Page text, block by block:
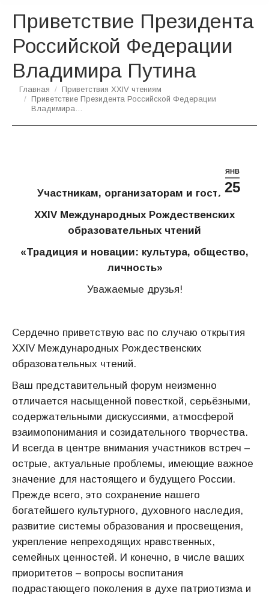
Приветствие Президента
Российской Федерации
Владимира Путина
Вы здесь:
Главная
Приветствия XXIV чтениям
Приветствие Президента Российской Федерации
Владимира…
ЯНВ
25
Участникам, организаторам и гостям
XXIV Международных Рождественских
образовательных чтений
«Традиция и новации: культура, общество,
личность»
Уважаемые друзья!
Сердечно приветствую вас по случаю открытия
XXIV Международных Рождественских
образовательных чтений.
Ваш представительный форум неизменно
отличается насыщенной повесткой, серьёзными,
содержательными дискуссиями, атмосферой
взаимопонимания и созидательного творчества.
И всегда в центре внимания участников встреч –
острые, актуальные проблемы, имеющие важное
значение для настоящего и будущего России.
Прежде всего, это сохранение нашего
богатейшего культурного, духовного наследия,
развитие системы образования и просвещения,
укрепление непреходящих нравственных,
семейных ценностей. И конечно, в числе ваших
приоритетов – вопросы воспитания
подрастающего поколения в духе патриотизма и